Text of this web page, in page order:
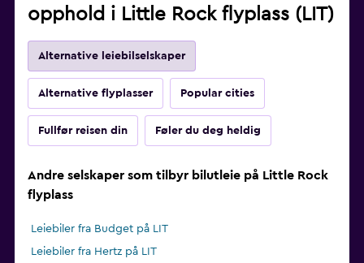
opphold i Little Rock flyplass (LIT)
Alternative leiebilselskaper
Alternative flyplasser Popular cities
Fullfør reisen din Føler du deg heldig
Andre selskaper som tilbyr bilutleie på Little Rock
flyplass
Leiebiler fra Budget på LIT
Leiebiler fra Hertz på LIT